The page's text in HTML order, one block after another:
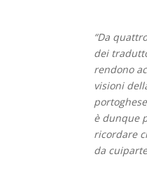
“Da
dei
rendono
visioni
è dunque
ricordare
da